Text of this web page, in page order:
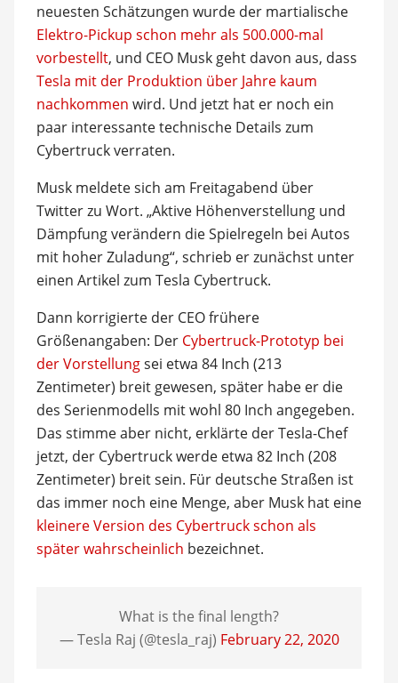
neuesten Schätzungen wurde der martialische
Elektro-Pickup schon mehr als 500.000-mal
vorbestellt, und CEO Musk geht davon aus, dass
Tesla mit der Produktion über Jahre kaum
nachkommen wird. Und jetzt hat er noch ein
paar interessante technische Details zum
Cybertruck verraten.
Musk meldete sich am Freitagabend über
Twitter zu Wort. „Aktive Höhenverstellung und
Dämpfung verändern die Spielregeln bei Autos
mit hoher Zuladung“, schrieb er zunächst unter
einen Artikel zum Tesla Cybertruck.
Dann korrigierte der CEO frühere
Größenangaben: Der Cybertruck-Prototyp bei
der Vorstellungsei etwa 84 Inch (213
Zentimeter) breit gewesen, später habe er die
des Serienmodells mit wohl 80 Inch angegeben.
Das stimme aber nicht, erklärte der Tesla-Chef
jetzt, der Cybertruck werde etwa 82 Inch (208
Zentimeter) breit sein. Für deutsche Straßen ist
das immer noch eine Menge, aber Musk hat eine
kleinere Version des Cybertruck schon als
später wahrscheinlich bezeichnet.
What is the final length?
— Tesla Raj (@tesla_raj) February 22, 2020